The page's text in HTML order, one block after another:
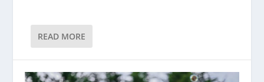
READ MORE